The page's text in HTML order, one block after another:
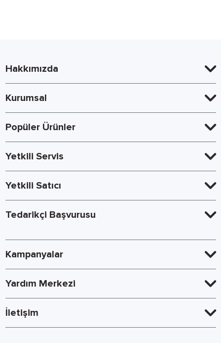
Hakkımızda
Kurumsal
Popüler Ürünler
Yetkili Servis
Yetkili Satıcı
Tedarikçi Başvurusu
Kampanyalar
Yardım Merkezi
İletişim